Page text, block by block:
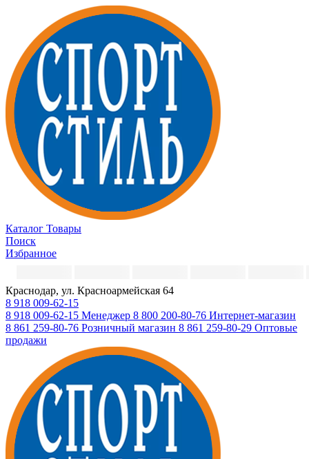
Каталог Товары
Поиск
Избранное
Краснодар, ул. Красноармейская 64
8 918 009-62-15
8 918 009-62-15 Менеджер 8 800 200-80-76 Интернет-магазин
8 861 259-80-76 Розничный магазин 8 861 259-80-29 Оптовые
продажи